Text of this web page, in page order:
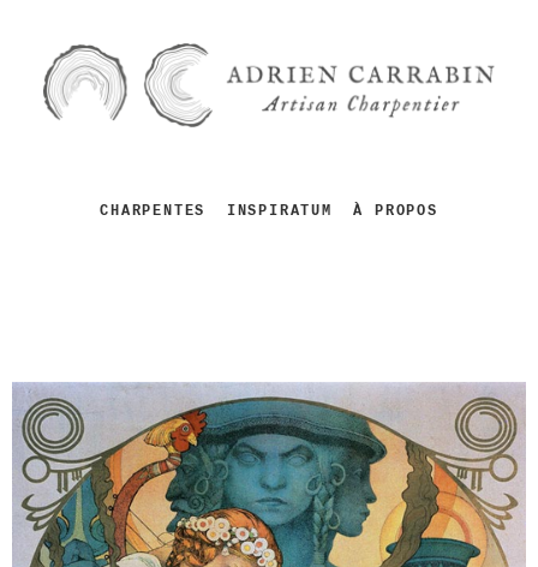
CHARPENTES INSPIRATUM À PROPOS